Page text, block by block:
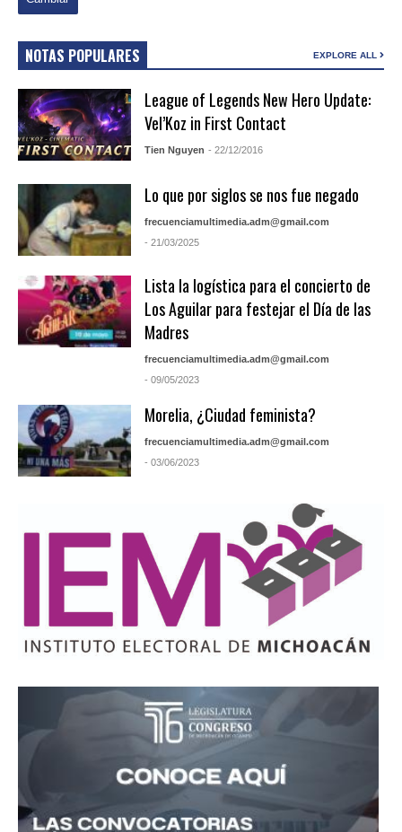
NOTAS POPULARES EXPLORE ALL
League of Legends New Hero Update:
Vel’Koz in First Contact
Tien Nguyen - 22/12/2016
Lo que por siglos se nos fue negado
frecuenciamultimedia.adm@gmail.com
- 21/03/2025
Lista la logística para el concierto de
Los Aguilar para festejar el Día de las
Madres
frecuenciamultimedia.adm@gmail.com
- 09/05/2023
Morelia, ¿Ciudad feminista?
frecuenciamultimedia.adm@gmail.com
- 03/06/2023